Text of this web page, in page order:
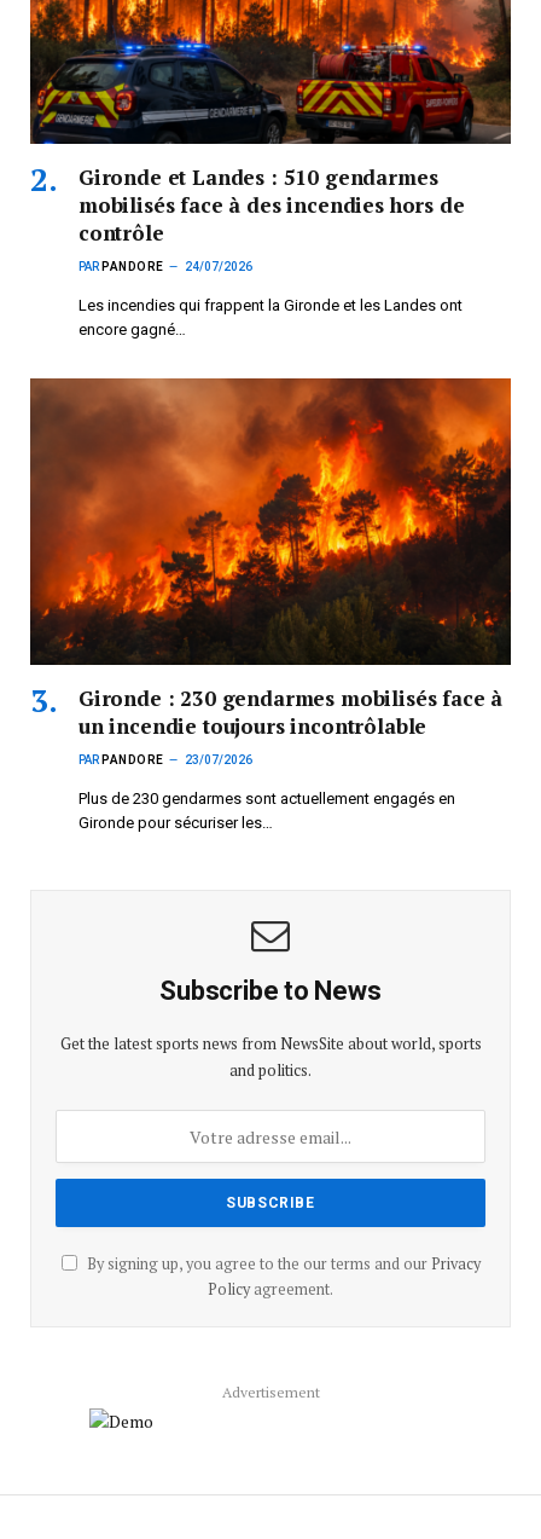
Gironde et Landes : 510 gendarmes
mobilisés face à des incendies hors de
contrôle
PAR PANDORE 24/07/2026
Les incendies qui frappent la Gironde et les Landes ont
encore gagné…
Gironde : 230 gendarmes mobilisés face à
un incendie toujours incontrôlable
PAR PANDORE 23/07/2026
Plus de 230 gendarmes sont actuellement engagés en
Gironde pour sécuriser les…
Subscribe to News
Get the latest sports news from NewsSite about world, sports
and politics.
By signing up, you agree to the our terms and our Privacy
Policyagreement.
Advertisement